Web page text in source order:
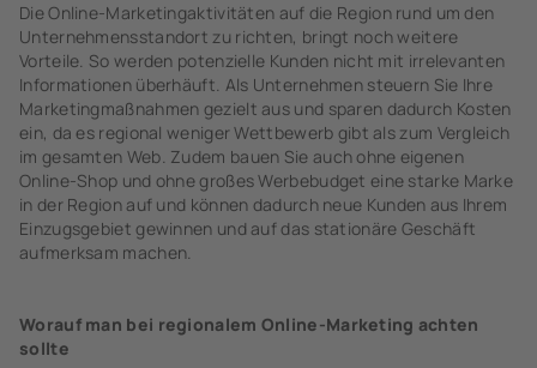
Die Online-Marketingaktivitäten auf die Region rund um den
Unternehmensstandort zu richten, bringt noch weitere
Vorteile. So werden potenzielle Kunden nicht mit irrelevanten
Informationen überhäuft. Als Unternehmen steuern Sie Ihre
Marketingmaßnahmen gezielt aus und sparen dadurch Kosten
ein, da es regional weniger Wettbewerb gibt als zum Vergleich
im gesamten Web. Zudem bauen Sie auch ohne eigenen
Online-Shop und ohne großes Werbebudget eine starke Marke
in der Region auf und können dadurch neue Kunden aus Ihrem
Einzugsgebiet gewinnen und auf das stationäre Geschäft
aufmerksam machen.
Worauf man bei regionalem Online-Marketing achten
sollte